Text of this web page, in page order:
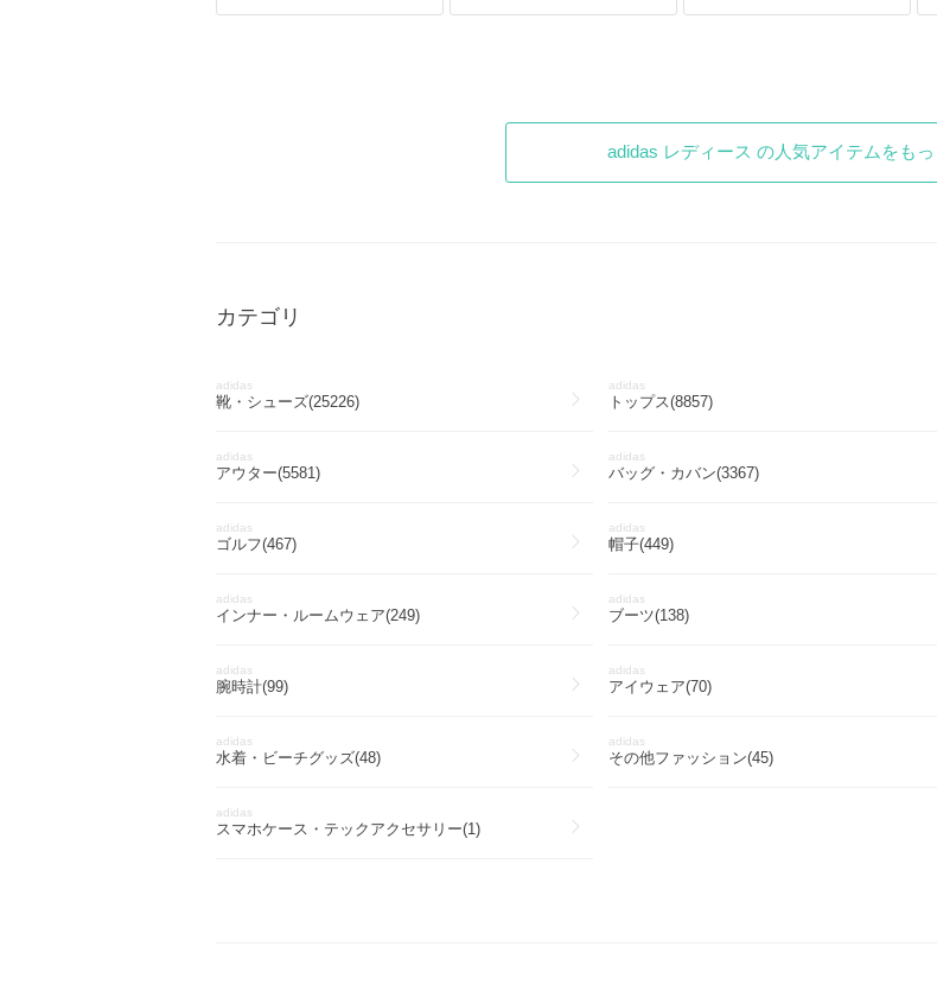
adidas レディース の人気アイテムをも
カテゴリ
adidas
靴・シューズ(25226)
adidas
トップス(8857)
adidas
アウター(5581)
adidas
バッグ・カバン(3367)
adidas
ゴルフ(467)
adidas
帽子(449)
adidas
インナー・ルームウェア(249)
adidas
ブーツ(138)
adidas
腕時計(99)
adidas
アイウェア(70)
adidas
水着・ビーチグッズ(48)
adidas
その他ファッション(45)
adidas
スマホケース・テックアクセサリー(1)